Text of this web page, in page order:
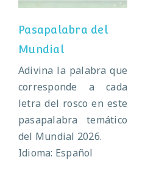
Pasapalabra del
Mundial
Adivina la palabra que
corresponde a cada
letra del rosco en este
pasapalabra temático
del Mundial 2026.
Idioma: Español